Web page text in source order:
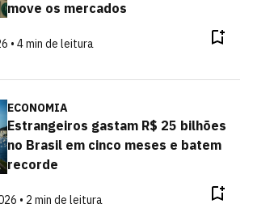
move os mercados
• 4 min de leitura
ECONOMIA
Estrangeiros gastam R$ 25 bilhões
no Brasil em cinco meses e batem
recorde
• 2 min de leitura